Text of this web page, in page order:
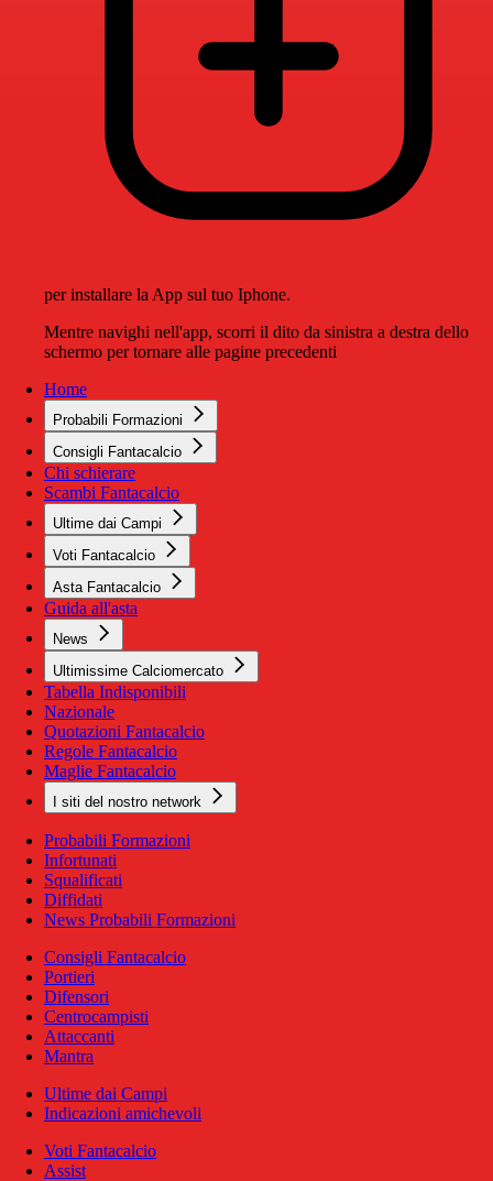
per installare la App sul tuo Iphone.
Mentre navighi nell'app, scorri il dito da sinistra a destra dello
schermo per tornare alle pagine precedenti
Home
Probabili Formazioni
Consigli Fantacalcio
Chi schierare
Scambi Fantacalcio
Ultime dai Campi
Voti Fantacalcio
Asta Fantacalcio
Guida all'asta
News
Ultimissime Calciomercato
Tabella Indisponibili
Nazionale
Quotazioni Fantacalcio
Regole Fantacalcio
Maglie Fantacalcio
I siti del nostro network
Probabili Formazioni
Infortunati
Squalificati
Diffidati
News Probabili Formazioni
Consigli Fantacalcio
Portieri
Difensori
Centrocampisti
Attaccanti
Mantra
Ultime dai Campi
Indicazioni amichevoli
Voti Fantacalcio
Assist